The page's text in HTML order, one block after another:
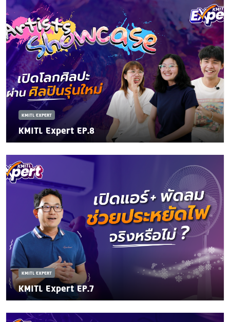
KMITL EXPERT
KMITL Expert EP.8
KMITL EXPERT
KMITL Expert EP.7